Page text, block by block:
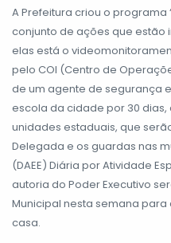
A Prefeitura criou o programa
conjunto de ações que estão
elas está o
pelo COI (Centro de
de um agente de segurança
escola da cidade por 30
unidades estaduais, que
Delegada e os guardas nas
(DAEE) Diária por Atividade
autoria do Poder Executivo
Municipal nesta semana
casa.